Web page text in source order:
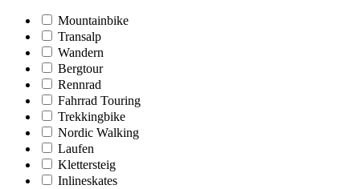
Mountainbike
Transalp
Wandern
Bergtour
Rennrad
Fahrrad Touring
Trekkingbike
Nordic Walking
Laufen
Klettersteig
Inlineskates